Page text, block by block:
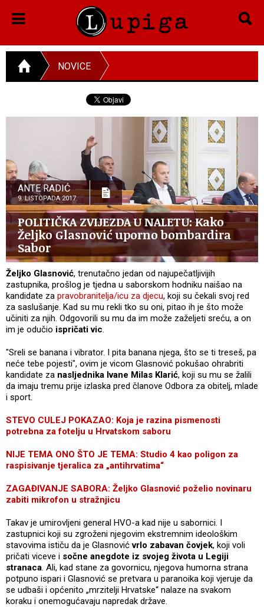
NOVICE
ANTE RADIĆ
9. LISTOPADA 2017.
POLITIČKA ZVIJEZDA U NALETU: Kako
Željko Glasnović uporno bombardira
Sabor
Željko Glasnović, trenutačno jedan od najupečatljivijih
zastupnika, prošlog je tjedna u saborskom hodniku naišao na
kandidate za pravobranitelja/icu za djecu, koji su čekali svoj red
za saslušanje. Kad su mu rekli tko su oni, pitao ih je što može
učiniti za njih. Odgovorili su mu da im može zaželjeti sreću, a on
im je odučio ispričati vic.
"Sreli se banana i vibrator. I pita banana njega, što se ti treseš, pa
neće tebe pojesti", ovim je vicom Glasnović pokušao ohrabriti
kandidate za nasljednika Ivane Milas Klarić, koji su mu se žalili
da imaju tremu prije izlaska pred članove Odbora za obitelj, mlade
i sport.
STEVO CULEJ POKAZAO: Koja je razina pismenosti
potrebna za fotelju u Hrvatskom saboru
NIJE TEMA ONO ŠTO JE TEMA: Studio 4 kao poligon za
raspisivanje tjeralica za „antihrvatima“
ZAGAĐIVANJE SABORA: Željko Glasnović poželio novinaru
zabiti mikrofon u stražnjicu
Takav je umirovljeni general HVO-a kad nije u sabornici. I
zastupnici koji su zgroženi njegovim ekstremnim ideološkim
stavovima ističu da je Glasnovićvrlo zabavan čovjek, koji voli
pričati viceve i sočne anegdote iz svojeg života u Legiji
stranaca. Ali, kad stane za govornicu, njegova humorna strana
potpuno ispari i Glasnović se pretvara u paranoika koji vjeruje da
se udbaši i općenito „mrzitelji Hrvatske“ nalaze na svakom
koraku i onemogućavaju napredak države.